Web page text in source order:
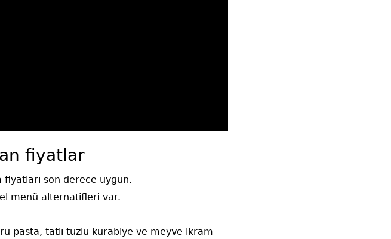
fiyatlar
fiyatları son derece uygun.
menü alternatifleri var.
pasta, tatlı tuzlu kurabiye ve meyve ikram